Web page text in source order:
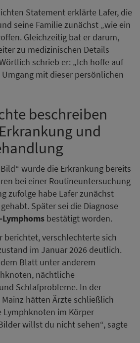
Statement erklärte Lafer, die
seine Familie zunächst „wie ein
Gleichzeitig bat er darum,
zu medizinischen Details
schrieb er: „Ich hoffe auf
mit dieser persönlichen
beschreiben
und
wurde die Erkrankung bereits
bei einer Routineuntersuchung
zufolge habe Lafer zunächst
Später sei die Diagnose
bestätigt worden.
berichtet, verschlechterte sich
im Januar 2026 deutlich.
Blatt unter anderem
nächtliche
Schlafprobleme. In der
hätten Ärzte schließlich
Lymphknoten im Körper
willst du nicht sehen“, sagte